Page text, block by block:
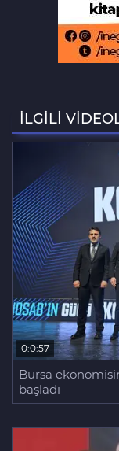
İLGİLİ
0:0:57
Bursa
başladı